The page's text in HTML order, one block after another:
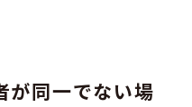
が同一でない場